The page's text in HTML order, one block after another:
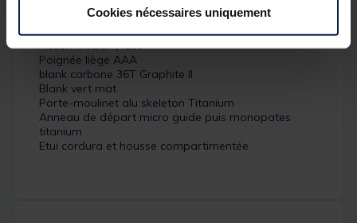
Cookies nécessaires uniquement
Puissance : #3/4
2 brins
Action Medium/fast
Poignée liège AAA
blank carbone 36T Graphite II
Blank vert mat
Porte-moulinet alu skeleton Titanium
Anneau de départ micro guide puis monopates
titanium
Etui cordura et housse compartimentée.